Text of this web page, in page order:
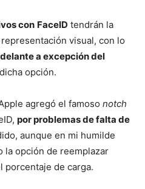
con FaceID tendrán la
visual, con lo
a excepción del
opción.
agregó el famoso notch
por problemas de falta de
aunque en mi humilde
la opción de reemplazar
porcentaje de carga.